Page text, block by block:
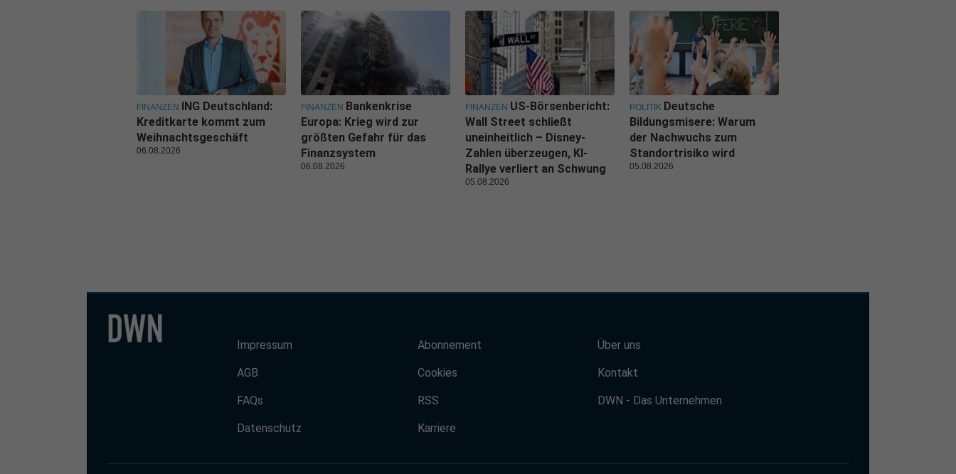
FINANZEN ING Deutschland:
Kreditkarte kommt zum
Weihnachtsgeschäft
06.08.2026
FINANZEN Bankenkrise
Europa: Krieg wird zur
größten Gefahr für das
Finanzsystem
06.08.2026
FINANZEN US-Börsenbericht:
Wall Street schließt
uneinheitlich – Disney-
Zahlen überzeugen, KI-
Rallye verliert an Schwung
05.08.2026
POLITIK Deutsche
Bildungsmisere: Warum
der Nachwuchs zum
Standortrisiko wird
05.08.2026
Impressum
AGB
FAQs
Datenschutz
Abonnement
Cookies
RSS
Karriere
Über uns
Kontakt
DWN - Das Unternehmen